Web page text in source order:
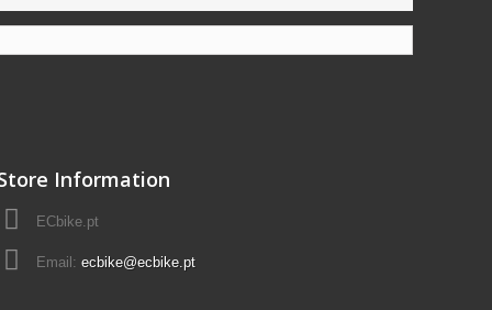
Information
ECbike.pt
Email: ecbike@ecbike.pt